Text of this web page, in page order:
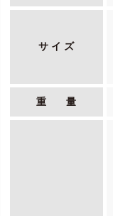
サ イ ズ
重 量